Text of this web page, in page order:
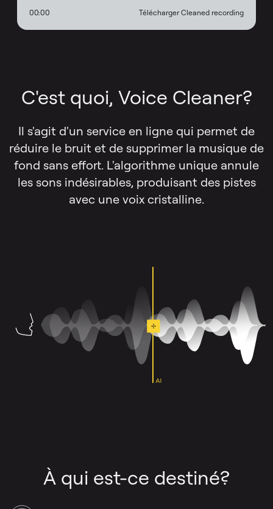
00:00 Télécharger Cleaned recording
C'est quoi, Voice Cleaner?
Il s'agit d'un service en ligne qui permet de
réduire le bruit et de supprimer la musique de
fond sans effort. L'algorithme unique annule
les sons indésirables, produisant des pistes
avec une voix cristalline.
À qui est-ce destiné?